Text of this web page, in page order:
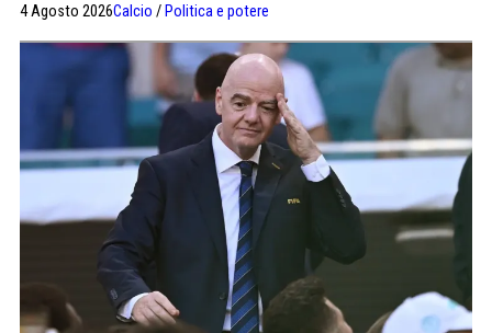
4 Agosto 2026Calcio / Politica e potere